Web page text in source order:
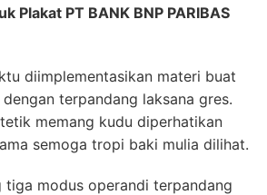
Plakat PT BANK BNP PARIBAS
diimplementasikan materi buat
terpandang laksana gres.
memang kudu diperhatikan
semoga tropi baki mulia dilihat.
tiga modus operandi terpandang